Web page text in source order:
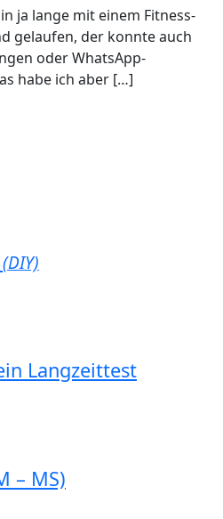
ja lange mit einem Fitness-
gelaufen, der konnte auch
oder WhatsApp-
habe ich aber […]
(DIY)
Langzeittest
– MS)